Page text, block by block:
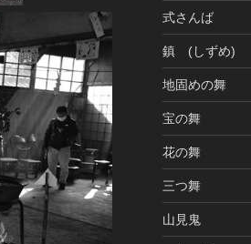
式さんば
鎮 (しずめ)
地固めの舞
宝の舞
花の舞
三つ舞
山見鬼